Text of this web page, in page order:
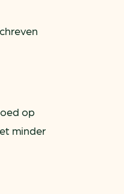
op
minder